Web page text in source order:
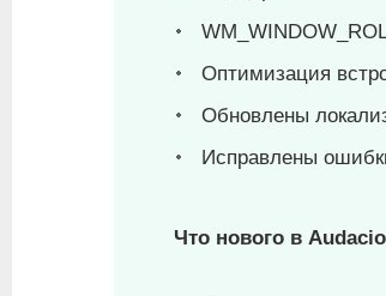
Оптимизация
Обновлены
Исправлены
Что нового в